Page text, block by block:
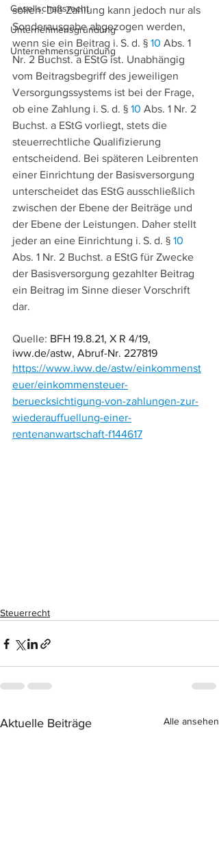
Gesellschaftsrecht
Unternehmensgründung
Unternehmensgründung
sollen. Die Zahlung kann jedoch nur als
Sonderausgabe abgezogen werden,
wenn sie ein Beitrag i. S. d. § 10 Abs. 1
Nr. 2 Buchst. a EStG ist. Unabhängig
vom Beitragsbegriff des jeweiligen
Versorgungssystems ist bei der Frage,
ob eine Zahlung i. S. d. § 10 Abs. 1 Nr. 2
Buchst. a EStG vorliegt, stets die
steuerrechtliche Qualifizierung
entscheidend. Bei späteren Leibrenten
einer Einrichtung der Basisversorgung
unterscheidet das EStG ausschließlich
zwischen der Ebene der Beiträge und
der Ebene der Leistungen. Daher stellt
jeder an eine Einrichtung i. S. d. § 10
Abs. 1 Nr. 2 Buchst. a EStG für Zwecke
der Basisversorgung gezahlter Beitrag
ein Beitrag im Sinne dieser Vorschrift
dar.
Quelle: BFH 19.8.21, X R 4/19,
iww.de/astw, Abruf-Nr. 227819
https://www.iww.de/astw/einkommenst
euer/einkommensteuer-
beruecksichtigung-von-zahlungen-zur-
wiederauffuellung-einer-
rentenanwartschaft-f144617
Steuerrecht
Aktuelle Beiträge Alle ansehen